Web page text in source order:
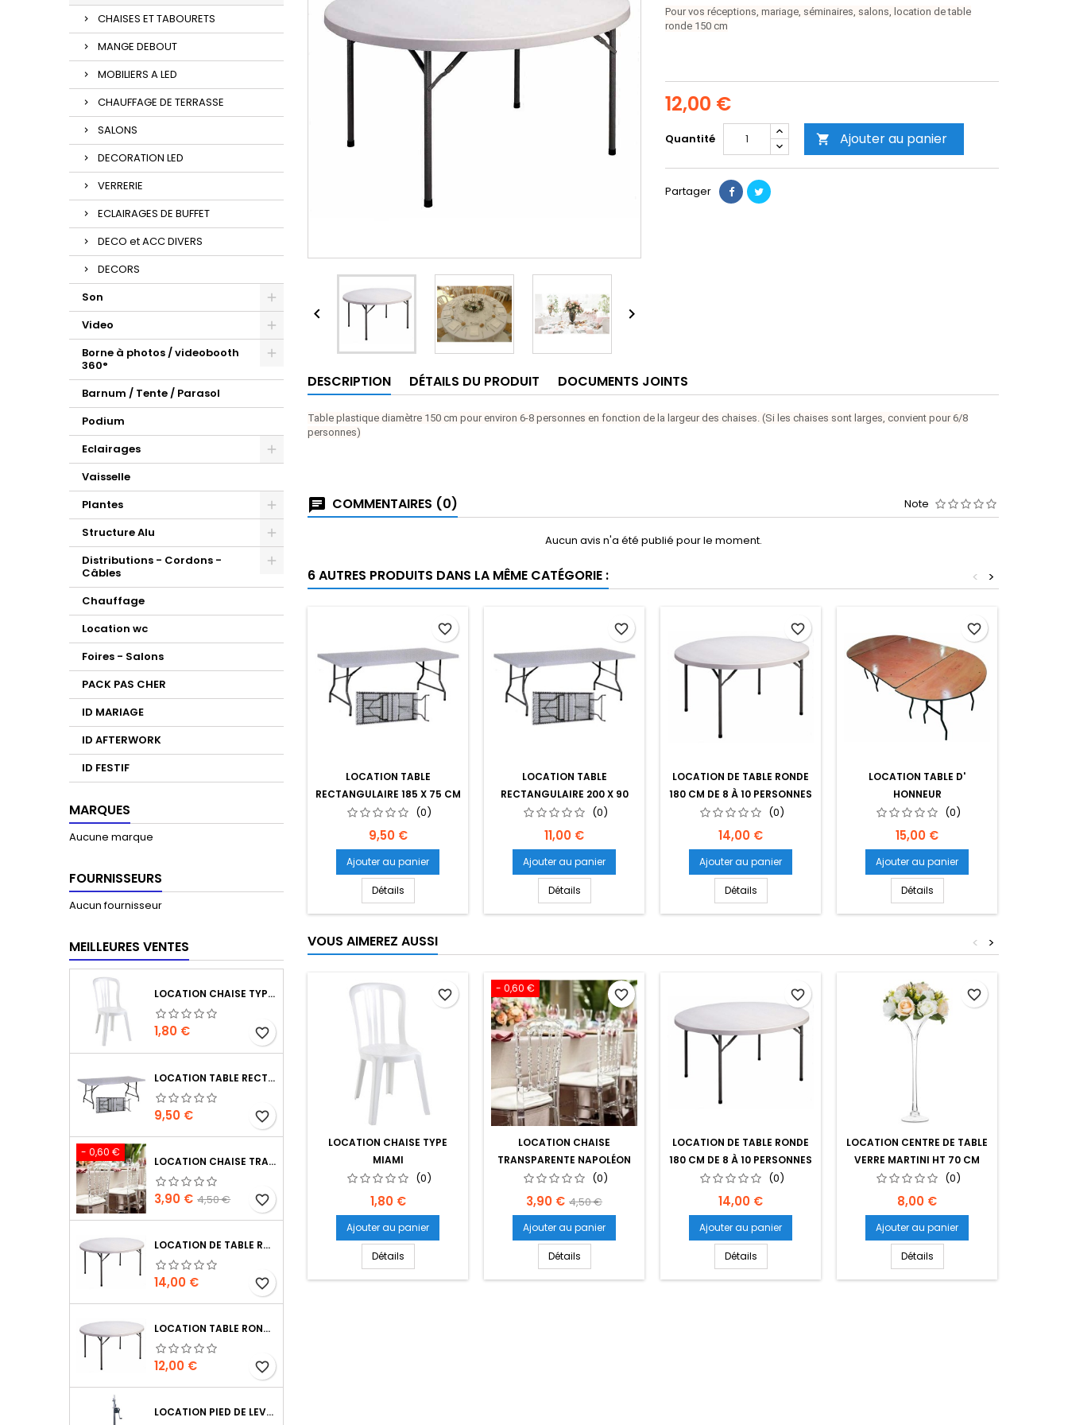
CHAISES ET TABOURETS
MANGE DEBOUT
MOBILIERS A LED
CHAUFFAGE DE TERRASSE
SALONS
DECORATION LED
VERRERIE
ECLAIRAGES DE BUFFET
DECO et ACC DIVERS
DECORS
Son
Video
Borne à photos / videobooth
360°
Barnum / Tente / Parasol
Podium
Eclairages
Vaisselle
Plantes
Structure Alu
Distributions - Cordons -
Câbles
Chauffage
Location wc
Foires - Salons
PACK PAS CHER
ID MARIAGE
ID AFTERWORK
ID FESTIF
MARQUES
Aucune marque
FOURNISSEURS
Aucun fournisseur
MEILLEURES VENTES
LOCATION CHAISE TYPE MIAMI
Prix
1,80 € favorite_border
LOCATION TABLE RECTANGULAIRE 185 X 75 CM
Prix
9,50 € favorite_border
- 0,60 €
LOCATION CHAISE TRANSPARENTE NAPOLÉON
Prix
3,90 € Prix
4,50 € favorite_border
LOCATION DE TABLE RONDE 180 CM DE 8 À 10 PERSONNES
Prix
14,00 € favorite_border
LOCATION TABLE RONDE 150 CM DE 6 À 8 PERSONNES
Prix
12,00 € favorite_border
LOCATION PIED DE LEVAGE A TREUIL 2M80 CHARGE 70 KG
 
Pour vos réceptions, mariage, séminaires, salons, location de table
ronde 150 cm
12,00 €
Quantité  Ajouter au panier
Partager
DESCRIPTION DÉTAILS DU PRODUIT DOCUMENTS JOINTS
Table plastique diamètre 150 cm pour environ 6-8 personnes en fonction de la largeur des chaises. (Si les chaises sont larges, convient pour 6/8
personnes)
COMMENTAIRES (0) Note
Aucun avis n'a été publié pour le moment.
6 AUTRES PRODUITS DANS LA MÊME CATÉGORIE : >
<
LOCATION TABLE
RECTANGULAIRE 185 X 75 CM
(0)
Prix
9,50 €
Ajouter au panier
Détails
favorite_border
LOCATION TABLE
RECTANGULAIRE 200 X 90
CM
(0)
Prix
11,00 €
Ajouter au panier
Détails
favorite_border
LOCATION DE TABLE RONDE
180 CM DE 8 À 10 PERSONNES
(0)
Prix
14,00 €
Ajouter au panier
Détails
favorite_border
LOCATION TABLE D'
HONNEUR
(0)
Prix
15,00 €
Ajouter au panier
Détails
favorite_border
VOUS AIMEREZ AUSSI >
<
LOCATION CHAISE TYPE
MIAMI
(0)
Prix
1,80 €
Ajouter au panier
Détails
favorite_border - 0,60 €
LOCATION CHAISE
TRANSPARENTE NAPOLÉON
(0)
Prix
3,90 € Prix
de
base
4,50 €
Ajouter au panier
Détails
favorite_border
LOCATION DE TABLE RONDE
180 CM DE 8 À 10 PERSONNES
(0)
Prix
14,00 €
Ajouter au panier
Détails
favorite_border
LOCATION CENTRE DE TABLE
VERRE MARTINI HT 70 CM
DIAM 30 CM(0)
Prix
8,00 €
Ajouter au panier
Détails
favorite_border